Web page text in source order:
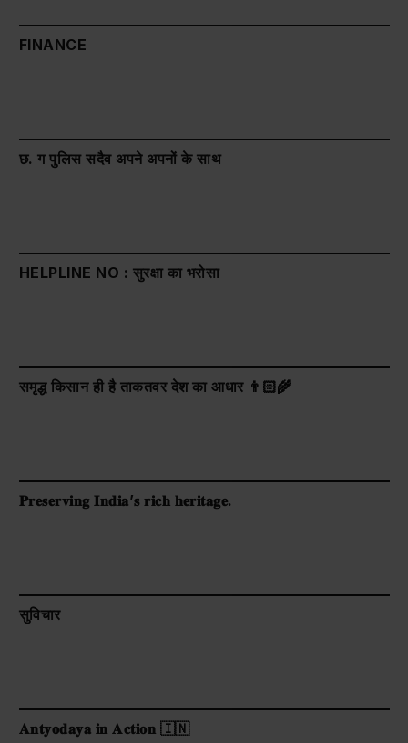
FINANCE
छ. ग पुलिस सदैव अपने अपनों के साथ
HELPLINE NO : सुरक्षा का भरोसा
समृद्ध किसान ही है ताकतवर देश का आधार 👨🏻‍🌾
𝐏𝐫𝐞𝐬𝐞𝐫𝐯𝐢𝐧𝐠 𝐈𝐧𝐝𝐢𝐚’𝐬 𝐫𝐢𝐜𝐡 𝐡𝐞𝐫𝐢𝐭𝐚𝐠𝐞.
सुविचार
𝐀𝐧𝐭𝐲𝐨𝐝𝐚𝐲𝐚 𝐢𝐧 𝐀𝐜𝐭𝐢𝐨𝐧 🇮🇳